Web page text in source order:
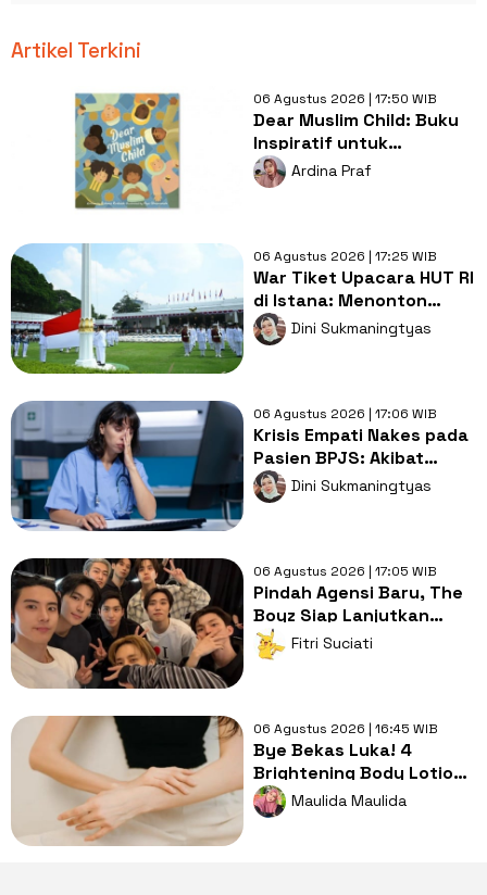
Artikel Terkini
06 Agustus 2026 | 17:50 WIB
Dear Muslim Child: Buku
Inspiratif untuk
Tumbuhkan Percaya Diri
Anak Muslim
Ardina Praf
06 Agustus 2026 | 17:25 WIB
War Tiket Upacara HUT RI
di Istana: Menonton
Pesta di Tengah Jeritan
Rakyat
Dini Sukmaningtyas
06 Agustus 2026 | 17:06 WIB
Krisis Empati Nakes pada
Pasien BPJS: Akibat
'Burnout' atau
Bobroknya Sistem
Dini Sukmaningtyas
06 Agustus 2026 | 17:05 WIB
Pindah Agensi Baru, The
Boyz Siap Lanjutkan
Aktivitas Grup dengan 9
Member
Fitri Suciati
06 Agustus 2026 | 16:45 WIB
Bye Bekas Luka! 4
Brightening Body Lotion
Ini Bikin Kulit Cerah dan
Lembap
Maulida Maulida